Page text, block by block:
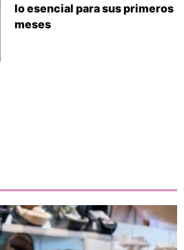
lo esencial para sus primeros
meses